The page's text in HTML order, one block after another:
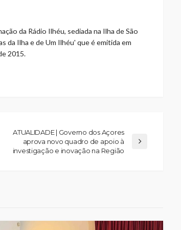
da Rádio Ilhéu, sediada na Ilha de São
da Ilha e de Um Ilhéu' que é emitida em
2015.
ATUALIDADE | Governo dos Açores
aprova novo quadro de apoio à
investigação e inovação na Região